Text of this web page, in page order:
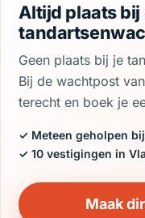
Altijd plaats bij
Geen plaats bij je
Bij de wachtpost van
terecht en boek je
✓ Meteen geholpen
✓ 10 vestigingen in
Maak